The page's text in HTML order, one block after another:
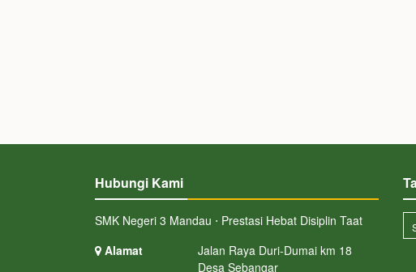
Hubungi Kami
SMK Negeri 3 Mandau ⋅ Prestasi Hebat Disiplin Taat
Alamat
Jalan Raya Duri-Dumai km 18
Desa Sebangar